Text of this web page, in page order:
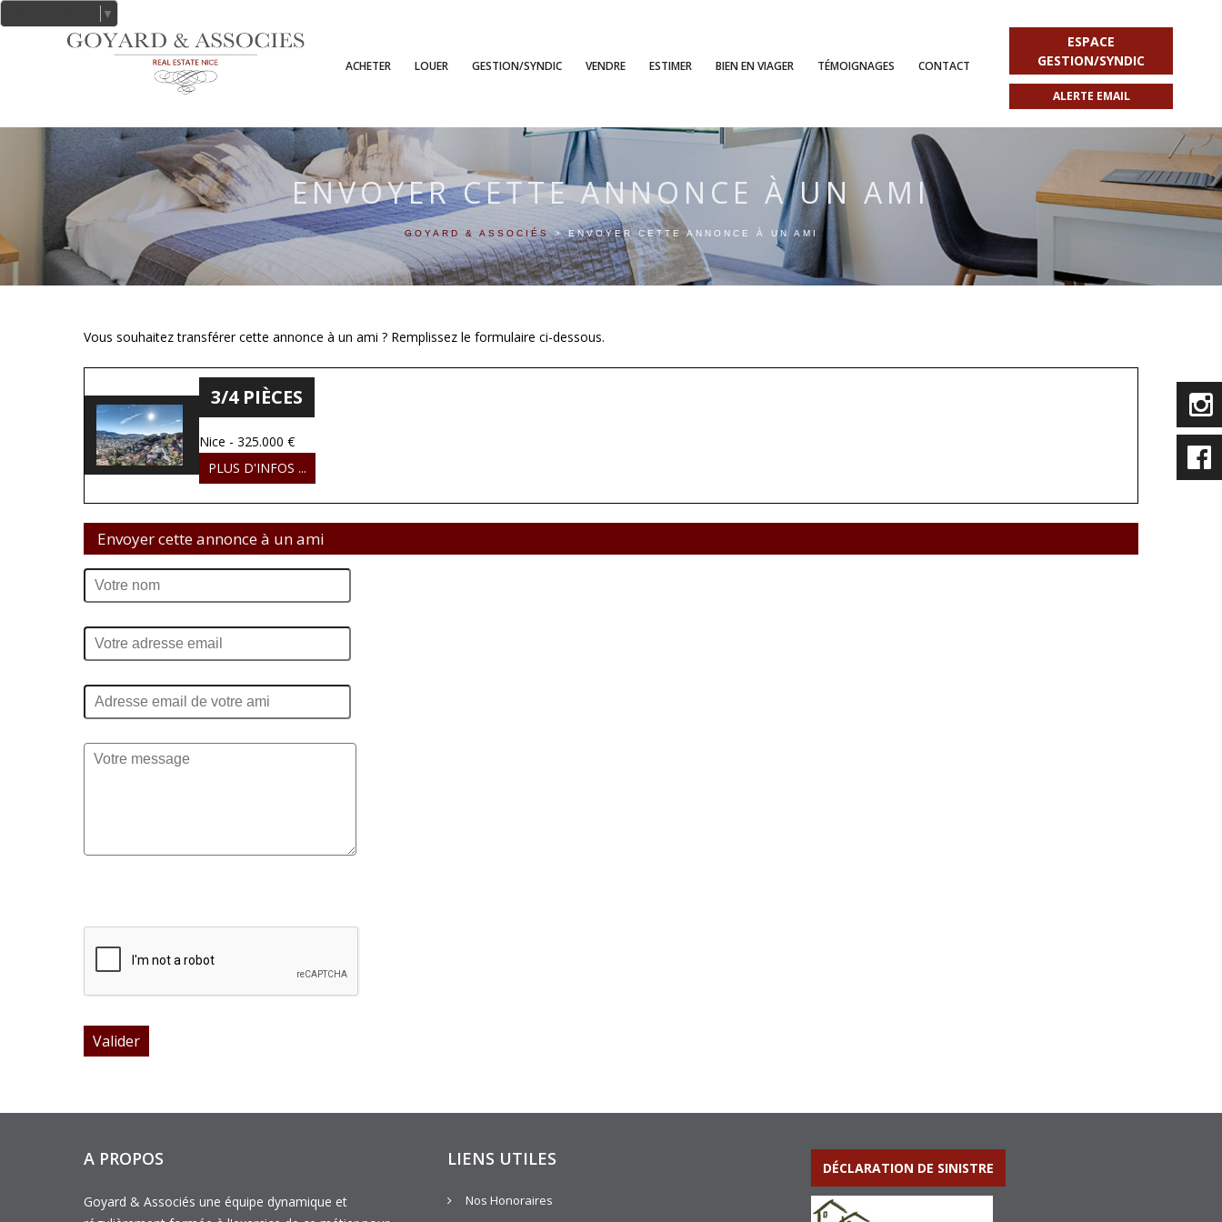
▼
ACHETER LOUER GESTION/SYNDIC VENDRE ESTIMER BIEN EN VIAGER TÉMOIGNAGES CONTACT
ESPACE
GESTION/SYNDIC
ALERTE EMAIL
ENVOYER CETTE ANNONCE À UN AMI
GOYARD & ASSOCIÉS>ENVOYER CETTE ANNONCE À UN AMI
Vous souhaitez transférer cette annonce à un ami ? Remplissez le formulaire ci-dessous.
3/4 PIÈCES
Nice - 325.000 €
PLUS D'INFOS ...
Envoyer cette annonce à un ami
A PROPOS
Goyard & Associés une équipe dynamique et
LIENS UTILES
Nos Honoraires
DÉCLARATION DE SINISTRE